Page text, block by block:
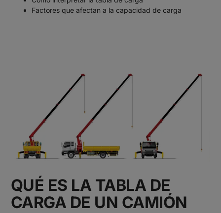
Factores que afectan a la capacidad de carga
QUÉ ES LA TABLA DE
CARGA DE UN CAMIÓN